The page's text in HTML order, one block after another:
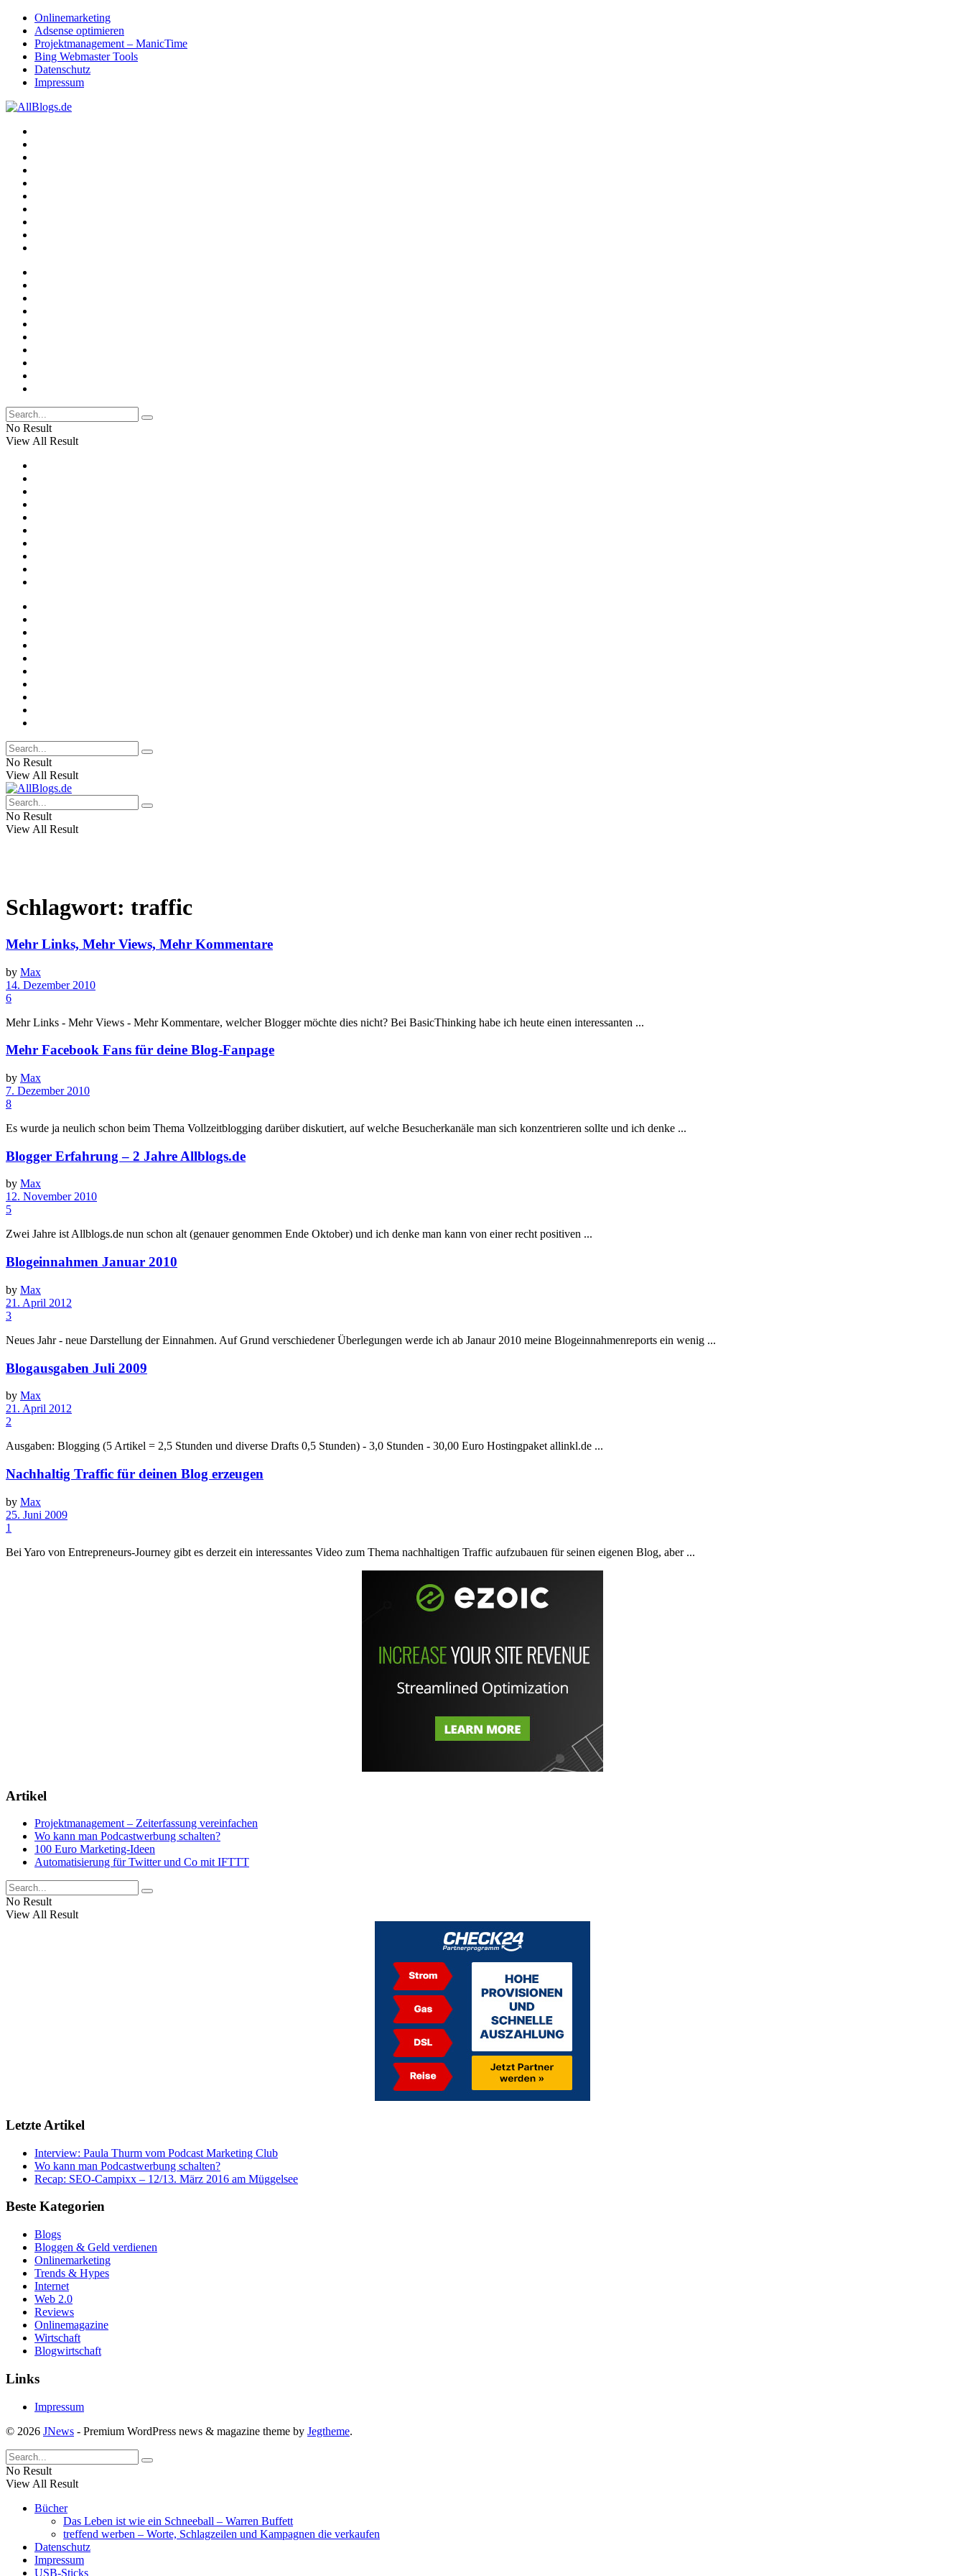
Onlinemarketing
Adsense optimieren
Projektmanagement – ManicTime
Bing Webmaster Tools
Datenschutz
Impressum
No Result
View All Result
No Result
View All Result
No Result
View All Result
Schlagwort: traffic
Mehr Links, Mehr Views, Mehr Kommentare
by Max
14. Dezember 2010
6
Mehr Links - Mehr Views - Mehr Kommentare, welcher Blogger möchte dies nicht? Bei BasicThinking habe ich heute einen interessanten ...
Mehr Facebook Fans für deine Blog-Fanpage
by Max
7. Dezember 2010
8
Es wurde ja neulich schon beim Thema Vollzeitblogging darüber diskutiert, auf welche Besucherkanäle man sich konzentrieren sollte und ich denke ...
Blogger Erfahrung – 2 Jahre Allblogs.de
by Max
12. November 2010
5
Zwei Jahre ist Allblogs.de nun schon alt (genauer genommen Ende Oktober) und ich denke man kann von einer recht positiven ...
Blogeinnahmen Januar 2010
by Max
21. April 2012
3
Neues Jahr - neue Darstellung der Einnahmen. Auf Grund verschiedener Überlegungen werde ich ab Janaur 2010 meine Blogeinnahmenreports ein wenig ...
Blogausgaben Juli 2009
by Max
21. April 2012
2
Ausgaben: Blogging (5 Artikel = 2,5 Stunden und diverse Drafts 0,5 Stunden) - 3,0 Stunden - 30,00 Euro Hostingpaket allinkl.de ...
Nachhaltig Traffic für deinen Blog erzeugen
by Max
25. Juni 2009
1
Bei Yaro von Entrepreneurs-Journey gibt es derzeit ein interessantes Video zum Thema nachhaltigen Traffic aufzubauen für seinen eigenen Blog, aber ...
Artikel
Projektmanagement – Zeiterfassung vereinfachen
Wo kann man Podcastwerbung schalten?
100 Euro Marketing-Ideen
Automatisierung für Twitter und Co mit IFTTT
No Result
View All Result
Letzte Artikel
Interview: Paula Thurm vom Podcast Marketing Club
Wo kann man Podcastwerbung schalten?
Recap: SEO-Campixx – 12/13. März 2016 am Müggelsee
Beste Kategorien
Blogs
Bloggen & Geld verdienen
Onlinemarketing
Trends & Hypes
Internet
Web 2.0
Reviews
Onlinemagazine
Wirtschaft
Blogwirtschaft
Links
Impressum
© 2026 JNews - Premium WordPress news & magazine theme by Jegtheme.
No Result
View All Result
Bücher
Das Leben ist wie ein Schneeball – Warren Buffett
treffend werben – Worte, Schlagzeilen und Kampagnen die verkaufen
Datenschutz
Impressum
USB-Sticks